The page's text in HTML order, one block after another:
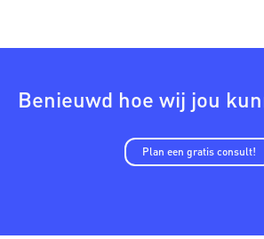
Benieuwd hoe wij jou
Plan een gratis consult!